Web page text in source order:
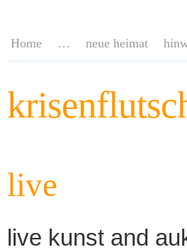
Home … neue heimat
live
live kunst and